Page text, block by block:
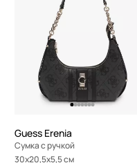
Guess Erenia
Сумка с ручкой
30x20,5x5,5 см